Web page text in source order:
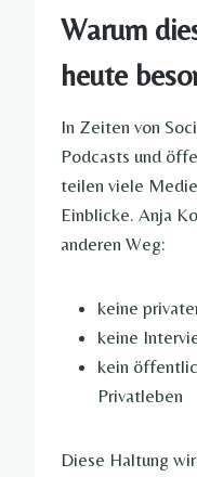
Warum
heute
In Zeiten von
Podcasts und
teilen viele
Einblicke. Anja
anderen Weg:
keine
keine
kein
Privatleben
Diese Haltung